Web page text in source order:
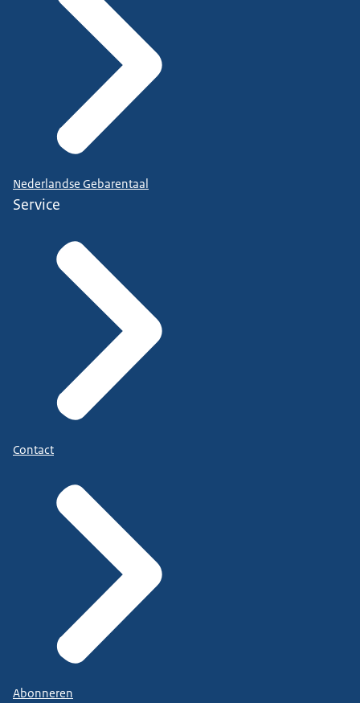
Nederlandse Gebarentaal
Service
Contact
Abonneren